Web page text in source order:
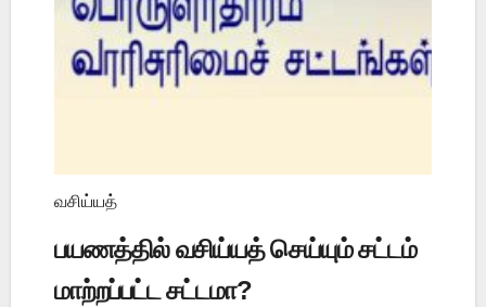
வசிய்யத்
பயணத்தில் வசிய்யத் செய்யும் சட்டம்
மாற்றப்பட்ட சட்டமா?